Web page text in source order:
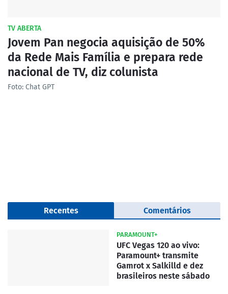
TV ABERTA
Jovem Pan negocia aquisição de 50%
da Rede Mais Família e prepara rede
nacional de TV, diz colunista
Foto: Chat GPT
Recentes Comentários
PARAMOUNT+
UFC Vegas 120 ao vivo:
Paramount+ transmite
Gamrot x Salkilld e dez
brasileiros neste sábado